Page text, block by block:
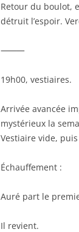
Retour du boulot,
détruit l’espoir.
⸻
19h00, vestiaires.
Arrivée avancée
mystérieux la
Vestiaire vide,
Échauffement :
Auré part le
Il revient.